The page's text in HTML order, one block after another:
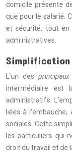
domicile présente
que pour le salarié.
et sécurité, tout en
administratives.
Simplification
L’un des
intermédiaire est
administratifs.
liées à
sociales. Cette
les particuliers qui
droit du travail et de